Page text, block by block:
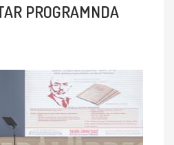
PROGRAMNDA